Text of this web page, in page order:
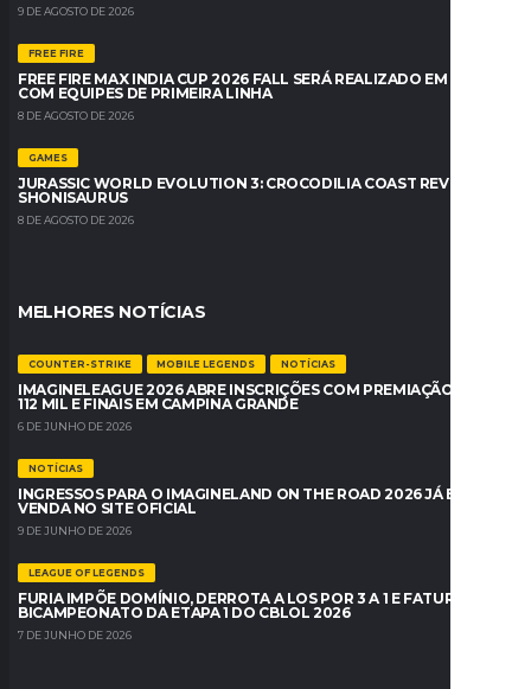
9 DE AGOSTO DE 2026
FREE FIRE
FREE FIRE MAX INDIA CUP 2026 FALL SERÁ REALIZADO EM BREVE
COM EQUIPES DE PRIMEIRA LINHA
8 DE AGOSTO DE 2026
GAMES
JURASSIC WORLD EVOLUTION 3: CROCODILIA COAST REVELA O
SHONISAURUS
8 DE AGOSTO DE 2026
MELHORES NOTÍCIAS
COUNTER-STRIKE MOBILE LEGENDS NOTÍCIAS
IMAGINELEAGUE 2026 ABRE INSCRIÇÕES COM PREMIAÇÃO DE R$
112 MIL E FINAIS EM CAMPINA GRANDE
6 DE JUNHO DE 2026
NOTÍCIAS
INGRESSOS PARA O IMAGINELAND ON THE ROAD 2026 JÁ ESTÃO À
VENDA NO SITE OFICIAL
9 DE JUNHO DE 2026
LEAGUE OF LEGENDS
FURIA IMPÕE DOMÍNIO, DERROTA A LOS POR 3 A 1 E FATURA O
BICAMPEONATO DA ETAPA 1 DO CBLOL 2026
7 DE JUNHO DE 2026